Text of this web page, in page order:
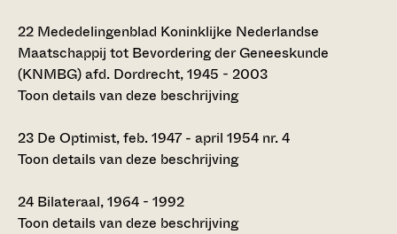
22 Mededelingenblad Koninklijke Nederlandse
Maatschappij tot Bevordering der Geneeskunde
(KNMBG) afd. Dordrecht, 1945 - 2003
Toon details van deze beschrijving
23 De Optimist, feb. 1947 - april 1954 nr. 4
Toon details van deze beschrijving
24 Bilateraal, 1964 - 1992
Toon details van deze beschrijving